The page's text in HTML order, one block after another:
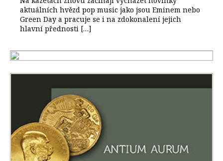
aktuálních hvězd pop music jako jsou Eminem nebo
Green Day a pracuje se i na zdokonalení jejich
hlavní přednosti […]